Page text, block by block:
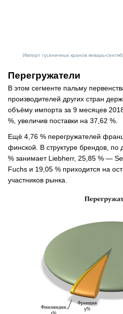
Импорт гусеничных кранов январь-
Перегружатели
В этом сегменте пальму
производителей других стран
объёму импорта за 9 месяцев
%, увеличив поставки на 37,62 %.
Ещё 4,76 % перегружателей
финской. В структуре брендов,
% занимает Liebherr, 25,85 % —
Fuchs и 19,05 % приходится на
участников рынка.